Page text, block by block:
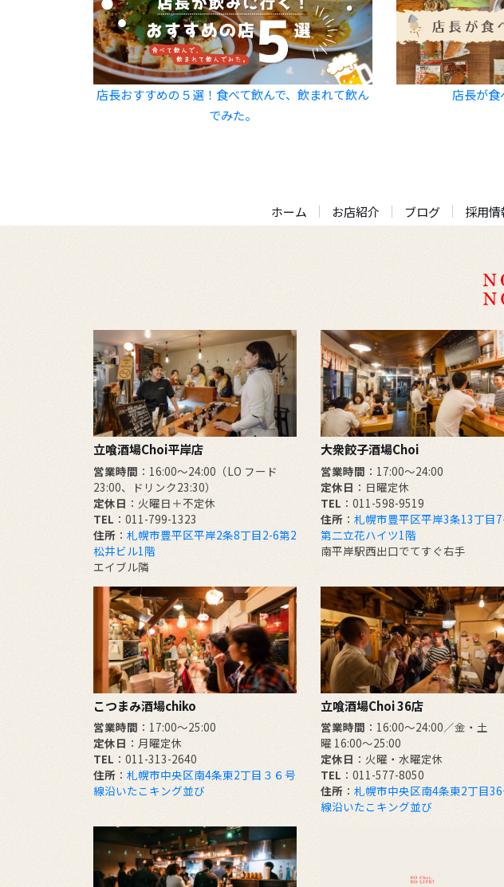
店長おすすめの５選！食べて飲んで、飲まれて飲ん
でみた。
店長が食
ホーム お店紹介 ブログ 採用情
立喰酒場Choi平岸店
営業時間 ：16:00～24:00（LO フード
23:00、ドリンク23:30）
定休日 ：火曜日＋不定休
TEL ：011-799-1323
住所 ： 札幌市豊平区平岸2条8丁目2-6第2
松井ビル1階
エイブル隣
大衆餃子酒場Choi
営業時間 ：17:00～24:00
定休日 ：日曜定休
TEL ：011-598-9519
住所 ： 札幌市豊平区平岸3条13丁目
第二立花ハイツ1階
南平岸駅西出口でてすぐ右手
こつまみ酒場chiko
営業時間 ：17:00～25:00
定休日 ：月曜定休
TEL ：011-313-2640
住所 ： 札幌市中央区南4条東2丁目３６号
線沿いたこキング並び
立喰酒場Choi 36店
営業時間 ：16:00～24:00／金・土
曜 16:00～25:00
定休日 ：火曜・水曜定休
TEL ：011-577-8050
住所 ： 札幌市中央区南4条東2丁目
線沿いたこキング並び